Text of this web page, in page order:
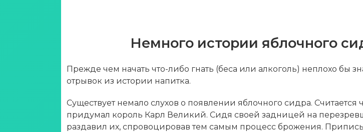
Немного истории яблочного
Прежде чем начать что-либо гнать (беса или алкоголь) неплохо бы
отрывок из истории напитка.
Существует немало слухов о появлении яблочного сидра. Считается
придумал король Карл Великий. Сидя своей задницей на
раздавил их, спровоцировав тем самым процесс брожения.